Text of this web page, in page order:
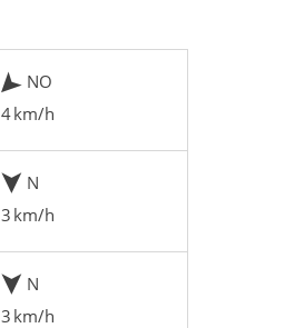
NO
4 km/h
N
3 km/h
N
3 km/h